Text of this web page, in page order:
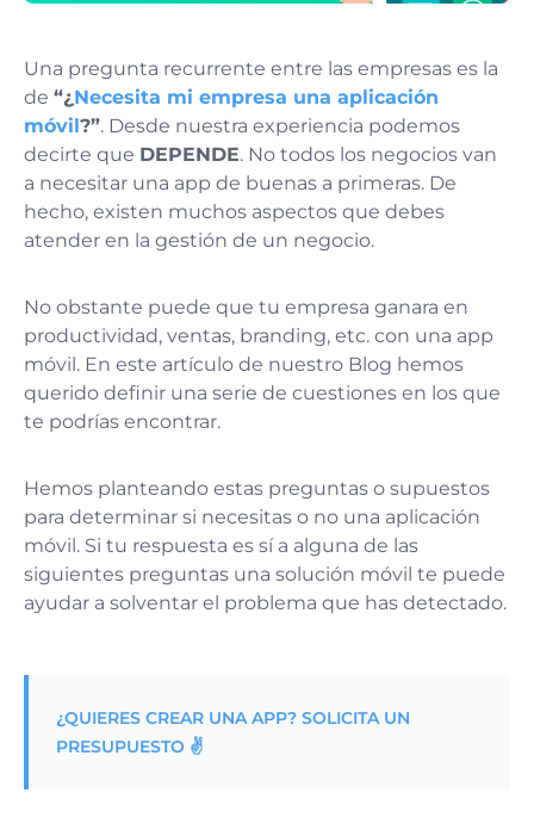
Una pregunta recurrente entre las empresas es la
de “¿Necesita mi empresa una aplicación
móvil?”. Desde nuestra experiencia podemos
decirte que DEPENDE. No todos los negocios van
a necesitar una app de buenas a primeras. De
hecho, existen muchos aspectos que debes
atender en la gestión de un negocio.
No obstante puede que tu empresa ganara en
productividad, ventas, branding, etc. con una app
móvil. En este artículo de nuestro Blog hemos
querido definir una serie de cuestiones en los que
te podrías encontrar.
Hemos planteando estas preguntas o supuestos
para determinar si necesitas o no una aplicación
móvil. Si tu respuesta es sí a alguna de las
siguientes preguntas una solución móvil te puede
ayudar a solventar el problema que has detectado.
¿QUIERES CREAR UNA APP? SOLICITA UN
PRESUPUESTO ✌️